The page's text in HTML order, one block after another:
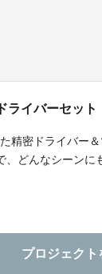
イバーセット
精密ドライバー
どんなシーンに
プロジェクト